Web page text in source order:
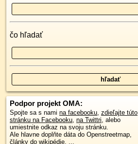
čo hľadať
Podpor projekt OMA:
Spojte sa s nami na facebooku zdieľajte túto
stránku na Facebooku na Twittri , alebo
umiestnite odkaz na svoju stránku.
Ale hlavne doplňte dáta do Openstreetmap,
články do wikipédie, ...